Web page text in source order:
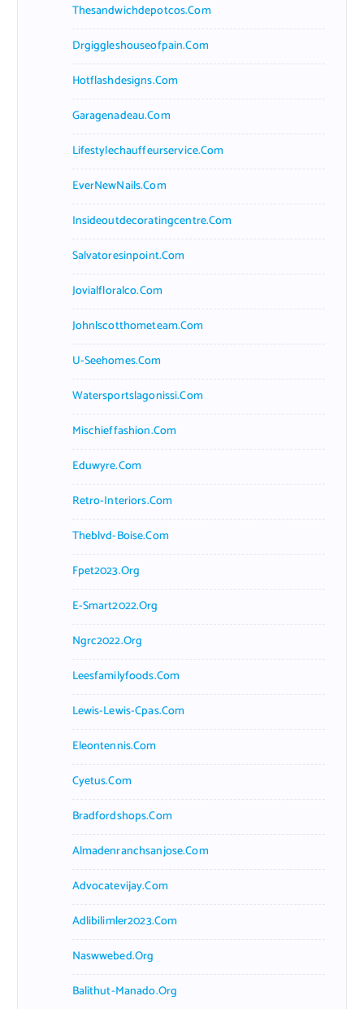
Thesandwichdepotcos.com
Drgiggleshouseofpain.com
Hotflashdesigns.com
Garagenadeau.com
Lifestylechauffeurservice.com
EverNewNails.com
Insideoutdecoratingcentre.com
Salvatoresinpoint.com
Jovialfloralco.com
Johnlscotthometeam.com
U-Seehomes.com
Watersportslagonissi.com
Mischieffashion.com
Eduwyre.com
Retro-Interiors.com
Theblvd-Boise.com
Fpet2023.org
E-Smart2022.org
Ngrc2022.org
Leesfamilyfoods.com
Lewis-Lewis-Cpas.com
Eleontennis.com
Cyetus.com
Bradfordshops.com
Almadenranchsanjose.com
Advocatevijay.com
Adlibilimler2023.com
Naswwebed.org
Balithut-Manado.org